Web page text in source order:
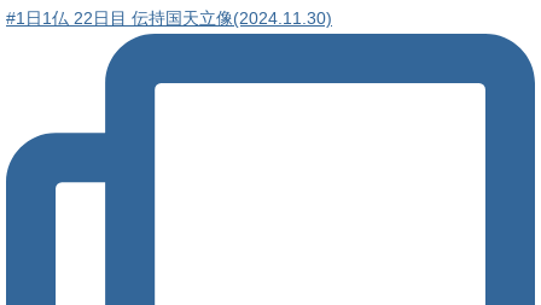
#1日1仏 22日目 伝持国天立像(2024.11.30)